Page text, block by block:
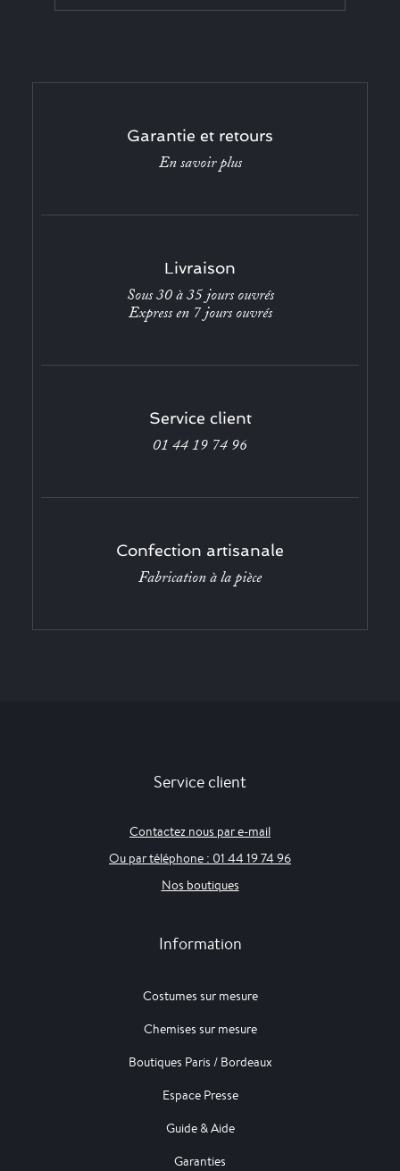
Garantie et retours
En savoir plus
Livraison
Sous 30 à 35 jours ouvrés
Express en 7 jours ouvrés
Service client
01 44 19 74 96
Confection artisanale
Fabrication à la pièce
Service client
Contactez nous par e-mail
Ou par téléphone : 01 44 19 74 96
Nos boutiques
Information
Costumes sur mesure
Chemises sur mesure
Boutiques Paris / Bordeaux
Espace Presse
Guide & Aide
Garanties